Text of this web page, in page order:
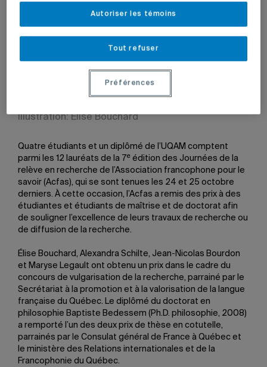
Extrait de la bande dessinéeVoyage autour de la
Terre: à la découverte des forêts!, réalisée par la
Illustration: Élise Bouchard
Quatre étudiants et un diplômé de l’UQAM comptent
parmi les 12 lauréats de la 7 e édition des Journées de la
relève en recherche de l’Association francophone pour le
savoir (Acfas), qui se sont tenues les 24 et 25 octobre
derniers. À cette occasion, l’Acfas a remis des prix à des
étudiantes et étudiants de maîtrise et de doctorat afin
de souligner l’excellence de leurs travaux de recherche ou
de diffusion de la recherche.
Élise Bouchard, Alexandra Schilte, Jean-Nicolas Bourdon
et Maryse Legault ont obtenu un prix dans le cadre du
concours de vulgarisation de la recherche, parrainé par le
Secrétariat à la promotion et à la valorisation de la langue
française du Québec. Le diplômé du doctorat en
philosophie Baptiste Bedessem (Ph.D. philosophie, 2008)
a remporté l’un des deux prix de thèse en cotutelle,
parrainés par le Consulat général de France à Québec et
le ministère des Relations internationales et de la
Francophonie du Québec.
Tout refuser
Autoriser les témoins
Préférences